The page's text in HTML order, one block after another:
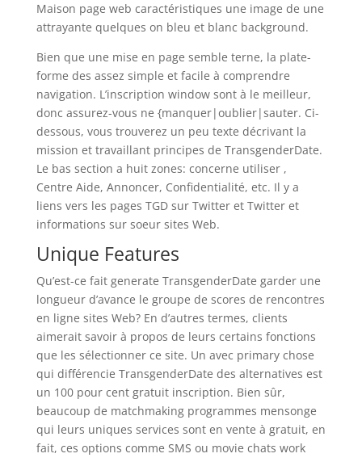
Maison page web caractéristiques une image de une
attrayante quelques on bleu et blanc background.
Bien que une mise en page semble terne, la plate-
forme des assez simple et facile à comprendre
navigation. L’inscription window sont à le meilleur,
donc assurez-vous ne {manquer|oublier|sauter. Ci-
dessous, vous trouverez un peu texte décrivant la
mission et travaillant principes de TransgenderDate.
Le bas section a huit zones: concerne utiliser ,
Centre Aide, Annoncer, Confidentialité, etc. Il y a
liens vers les pages TGD sur Twitter et Twitter et
informations sur soeur sites Web.
Unique Features
Qu’est-ce fait generate TransgenderDate garder une
longueur d’avance le groupe de scores de rencontres
en ligne sites Web? En d’autres termes, clients
aimerait savoir à propos de leurs certains fonctions
que les sélectionner ce site. Un avec primary chose
qui différencie TransgenderDate des alternatives est
un 100 pour cent gratuit inscription. Bien sûr,
beaucoup de matchmaking programmes mensonge
qui leurs uniques services sont en vente à gratuit, en
fait, ces options comme SMS ou movie chats work